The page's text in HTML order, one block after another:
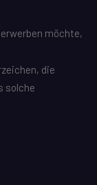
möchte,
die
solche